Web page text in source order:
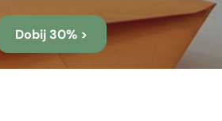
Dobij 30% >